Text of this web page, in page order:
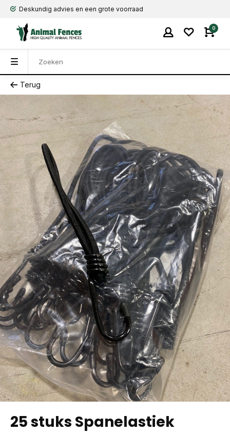
Deskundig advies en een grote voorraad
0
Terug
25 stuks Spanelastiek